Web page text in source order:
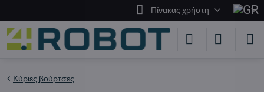
Πίνακας χρήστη
Κύριες βούρτσες